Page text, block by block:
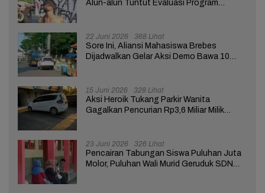
Alun-alun Tuntut Evaluasi Program
22 Juni 2026 368 Lihat
Sore Ini, Aliansi Mahasiswa Brebes
Dijadwalkan Gelar Aksi Demo Bawa 10
15 Juni 2026 328 Lihat
Aksi Heroik Tukang Parkir Wanita
Gagalkan Pencurian Rp3,6 Miliar Milik
23 Juni 2026 326 Lihat
Pencairan Tabungan Siswa Puluhan Juta
Molor, Puluhan Wali Murid Geruduk SDN